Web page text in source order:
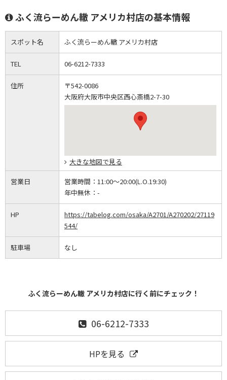
ふく流らーめん轍 アメリカ村店の基本情報
スポット名 ふく流らーめん轍 アメリカ村店
TEL 06-6212-7333
住所
〒542-0086
大阪府大阪市中央区西心斎橋2-7-30
大きな地図で見る
営業日 営業時間： 11:00～20:00(L.O.19:30)
年中無休： -
HP
https://tabelog.com/osaka/A2701/A270202/27119
544/
駐車場 なし
ふく流らーめん轍 アメリカ村店に行く前にチェック！
06-6212-7333
HPを見る